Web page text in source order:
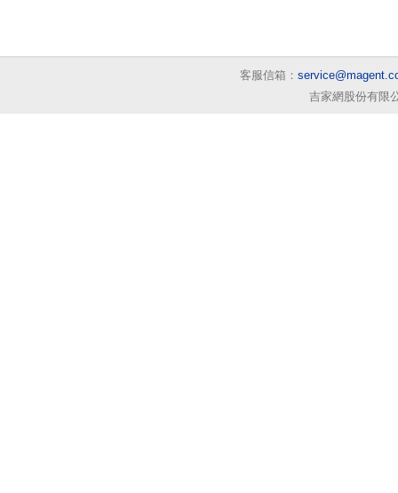
客服信箱：
吉家網股份有限